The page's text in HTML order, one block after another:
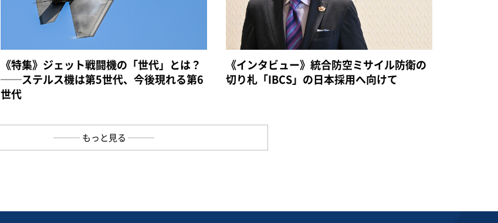
《特集》ジェット戦闘機の「世代」とは？
──ステルス機は第5世代、今後現れる第6
世代
《インタビュー》統合防空ミサイル防衛の
切り札「IBCS」の日本採用へ向けて
もっと見る